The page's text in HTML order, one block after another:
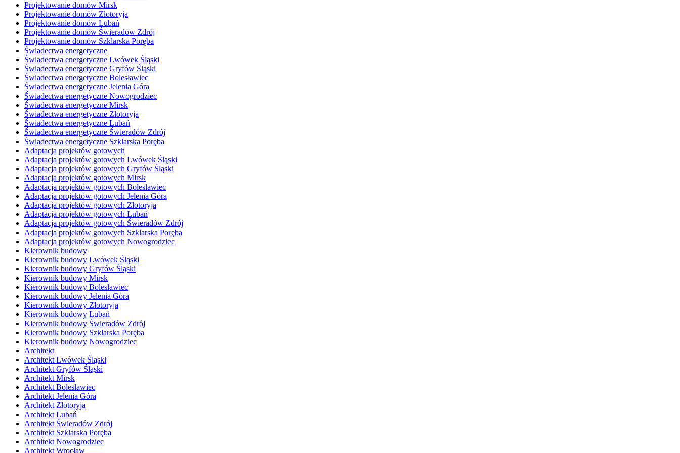
Projektowanie domów Mirsk
Projektowanie domów Złotoryja
Projektowanie domów Lubań
Projektowanie domów Świeradów Zdrój
Projektowanie domów Szklarska Poręba
Świadectwa energetyczne
Świadectwa energetyczne Lwówek Śląski
Świadectwa energetyczne Gryfów Śląski
Świadectwa energetyczne Bolesławiec
Świadectwa energetyczne Jelenia Góra
Świadectwa energetyczne Nowogrodziec
Świadectwa energetyczne Mirsk
Świadectwa energetyczne Złotoryja
Świadectwa energetyczne Lubań
Świadectwa energetyczne Świeradów Zdrój
Świadectwa energetyczne Szklarska Poręba
Adaptacja projektów gotowych
Adaptacja projektów gotowych Lwówek Śląski
Adaptacja projektów gotowych Gryfów Śląski
Adaptacja projektów gotowych Mirsk
Adaptacja projektów gotowych Bolesławiec
Adaptacja projektów gotowych Jelenia Góra
Adaptacja projektów gotowych Złotoryja
Adaptacja projektów gotowych Lubań
Adaptacja projektów gotowych Świeradów Zdrój
Adaptacja projektów gotowych Szklarska Poręba
Adaptacja projektów gotowych Nowogrodziec
Kierownik budowy
Kierownik budowy Lwówek Śląski
Kierownik budowy Gryfów Śląski
Kierownik budowy Mirsk
Kierownik budowy Bolesławiec
Kierownik budowy Jelenia Góra
Kierownik budowy Złotoryja
Kierownik budowy Lubań
Kierownik budowy Świeradów Zdrój
Kierownik budowy Szklarska Poręba
Kierownik budowy Nowogrodziec
Architekt
Architekt Lwówek Śląski
Architekt Gryfów Śląski
Architekt Mirsk
Architekt Bolesławiec
Architekt Jelenia Góra
Architekt Złotoryja
Architekt Lubań
Architekt Świeradów Zdrój
Architekt Szklarska Poręba
Architekt Nowogrodziec
Architekt Wrocław